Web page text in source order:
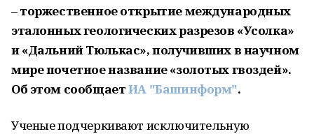
– торжественное открытие международных
эталонных геологических разрезов «Усолка»
и «Дальний Тюлькас», получивших в научном
мире почетное название «золотых гвоздей».
Об этом сообщаетИА "Башинформ".
Ученые подчеркивают исключительную